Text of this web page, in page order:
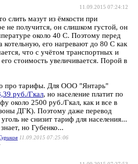
11.09.2015 07:24:12
слить мазут из ёмкости при
не получится, он слишком густой, он
около 40 С. Поэтому перед
котельную, его нагревают до 80 С как
что с учётом транспортных и
стоимость увеличивается. Порой в
про тарифы. Для ООО "Янтарь"
руб./Гкал, но население платит по
около 2500 руб./Гкал, как и все в
ДГК). Поэтому даже перевод
не снизит тариф для населения...
но Губенко...
11.09.2015 07:25:06